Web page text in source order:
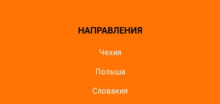
НАПРАВЛЕНИЯ
Чехия
Польша
Словакия